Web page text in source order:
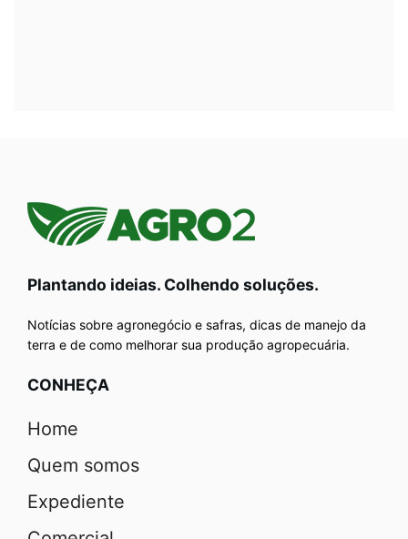
Plantando ideias. Colhendo soluções.
Notícias sobre agronegócio e safras, dicas de manejo da
terra e de como melhorar sua produção agropecuária.
CONHEÇA
Home
Quem somos
Expediente